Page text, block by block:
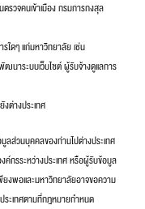
วจคนเข้าเมือง กรมการกงสุล
ใดๆ แก่มหาวิทยาลัย เช่น
าระบบเว็บไซต์ ผู้รับจ้างดูแลการ
างประเทศ
บุคคลของท่านไปต่างประเทศ
ค์กรระหว่างประเทศ หรือผู้รับข้อมูล
ยงพอและมหาวิทยาลัยอาจขอความ
ะเทศตามที่กฎหมายกำหนด